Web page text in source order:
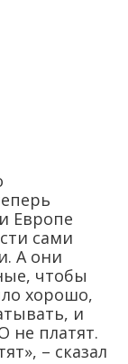
Европе
сами
А они
чтобы
хорошо,
и
не платят.
– сказал